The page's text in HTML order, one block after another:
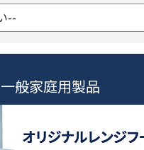
一般家庭用製品